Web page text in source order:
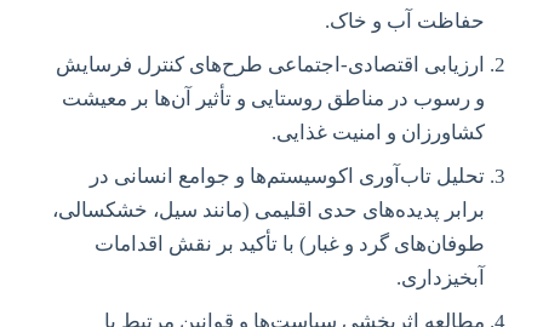
حفاظت آب و خاک.
ارزیابی اقتصادی-اجتماعی طرح‌های کنترل فرسایش
و رسوب در مناطق روستایی و تأثیر آن‌ها بر معیشت
کشاورزان و امنیت غذایی.
تحلیل تاب‌آوری اکوسیستم‌ها و جوامع انسانی در
برابر پدیده‌های حدی اقلیمی (مانند سیل، خشکسالی،
طوفان‌های گرد و غبار) با تأکید بر نقش اقدامات
آبخیزداری.
مطالعه اثربخشی سیاست‌ها و قوانین مرتبط با